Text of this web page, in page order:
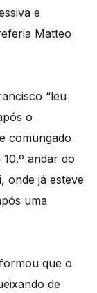
e
Matteo
“leu
o
comungado
andar do
onde já esteve
uma
que o
de